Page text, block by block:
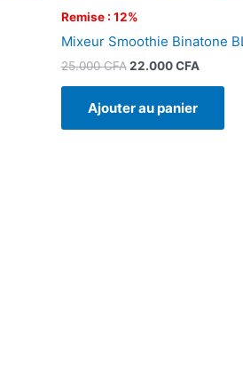
Remise : 12%
Mixeur Smoothie Binatone
25.000CFA 22.000CFA
Ajouter au panier